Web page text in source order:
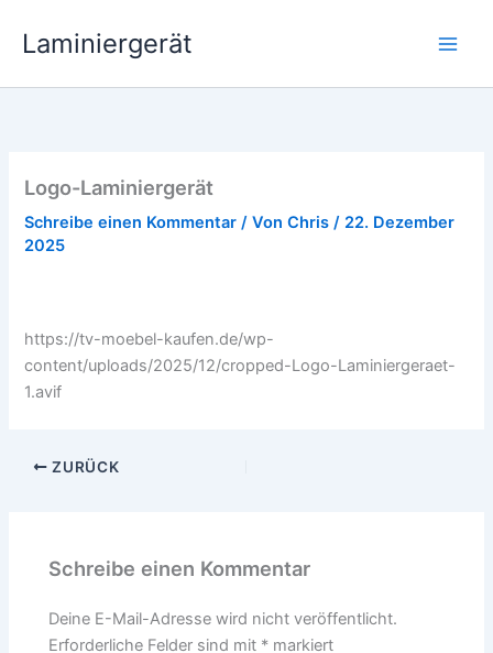
InhaltLaminiergerät
Logo-Laminiergerät
Schreibe einen Kommentar / VonChris/ 22. Dezember
2025
https://tv-moebel-kaufen.de/wp-
content/uploads/2025/12/cropped-Logo-Laminiergeraet-
1.avif
ZURÜCK
Schreibe einen Kommentar
Deine E-Mail-Adresse wird nicht veröffentlicht.
Erforderliche Felder sind mit * markiert